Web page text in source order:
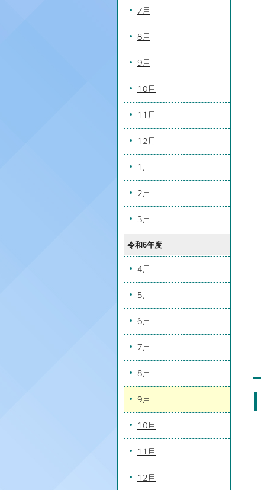
7月
8月
9月
10月
11月
12月
1月
2月
3月
令和6年度
4月
5月
6月
7月
8月
9月
10月
11月
12月